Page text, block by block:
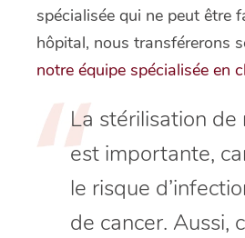
spécialisée qui ne peut être
hôpital, nous transférerons
notre équipe spécialisée en
La stérilisation de
est importante,
le risque
de cancer. Aussi,